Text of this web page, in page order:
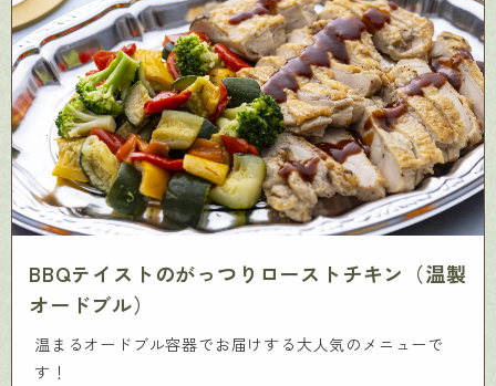
BBQテイストのがっつりローストチキン（温製
オードブル）
温まるオードブル容器でお届けする大人気のメニューで
す！